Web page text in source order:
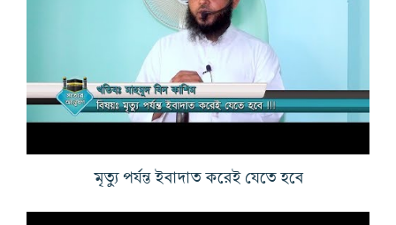
মৃত্যু পর্যন্ত ইবাদাত করেই যেতে হবে